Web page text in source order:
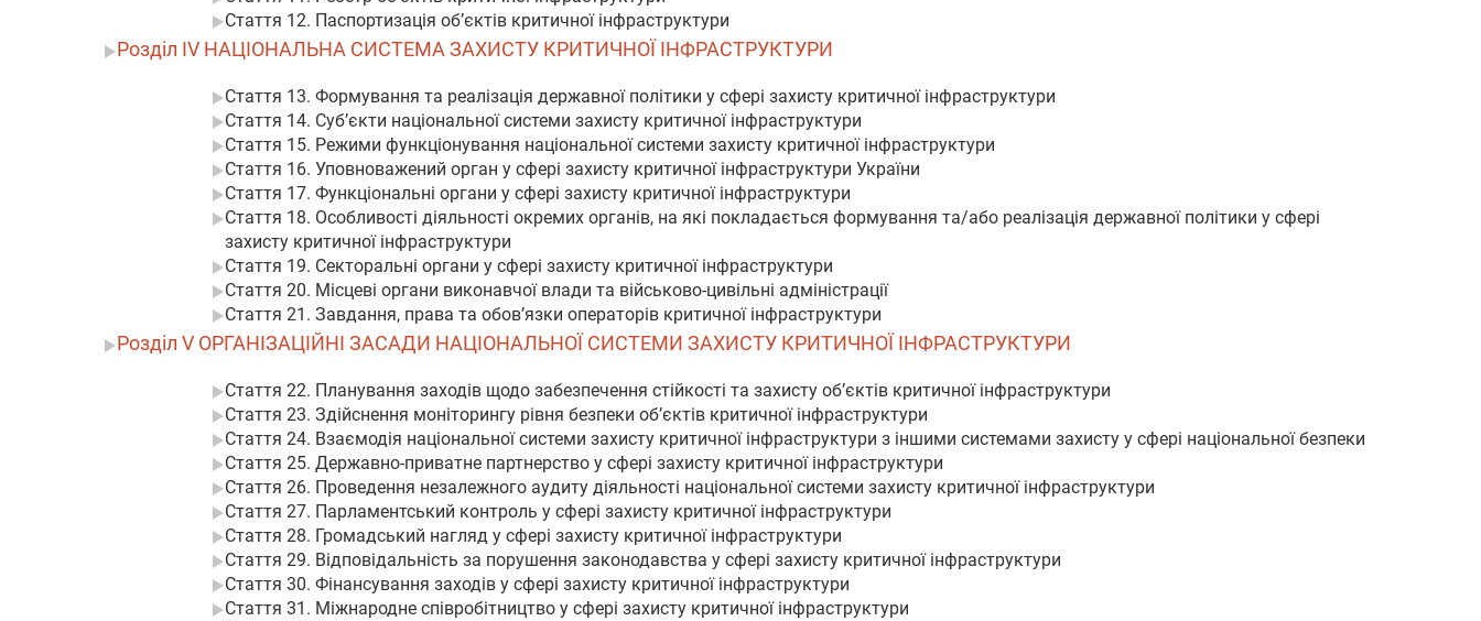
Стаття 12. Паспортизація об’єктів критичної інфраструктури
Розділ IV НАЦІОНАЛЬНА СИСТЕМА ЗАХИСТУ КРИТИЧНОЇ ІНФРАСТРУКТУРИ
Стаття 13. Формування та реалізація державної політики у сфері захисту критичної інфраструктури
Стаття 14. Суб’єкти національної системи захисту критичної інфраструктури
Стаття 15. Режими функціонування національної системи захисту критичної інфраструктури
Стаття 16. Уповноважений орган у сфері захисту критичної інфраструктури України
Стаття 17. Функціональні органи у сфері захисту критичної інфраструктури
Стаття 18. Особливості діяльності окремих органів, на які покладається формування та/або реалізація державної політики у сфері
захисту критичної інфраструктури
Стаття 19. Секторальні органи у сфері захисту критичної інфраструктури
Стаття 20. Місцеві органи виконавчої влади та військово-цивільні адміністрації
Стаття 21. Завдання, права та обов’язки операторів критичної інфраструктури
Розділ V ОРГАНІЗАЦІЙНІ ЗАСАДИ НАЦІОНАЛЬНОЇ СИСТЕМИ ЗАХИСТУ КРИТИЧНОЇ ІНФРАСТРУКТУРИ
Стаття 22. Планування заходів щодо забезпечення стійкості та захисту об’єктів критичної інфраструктури
Стаття 23. Здійснення моніторингу рівня безпеки об’єктів критичної інфраструктури
Стаття 24. Взаємодія національної системи захисту критичної інфраструктури з іншими системами захисту у сфері національної безпеки
Стаття 25. Державно-приватне партнерство у сфері захисту критичної інфраструктури
Стаття 26. Проведення незалежного аудиту діяльності національної системи захисту критичної інфраструктури
Стаття 27. Парламентський контроль у сфері захисту критичної інфраструктури
Стаття 28. Громадський нагляд у сфері захисту критичної інфраструктури
Стаття 29. Відповідальність за порушення законодавства у сфері захисту критичної інфраструктури
Стаття 30. Фінансування заходів у сфері захисту критичної інфраструктури
Стаття 31. Міжнародне співробітництво у сфері захисту критичної інфраструктури